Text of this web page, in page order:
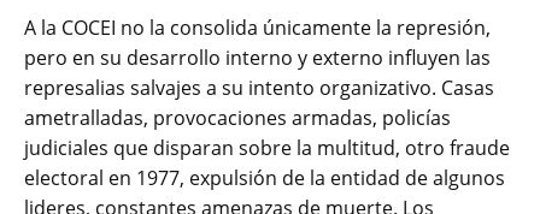
A la COCEI no la consolida únicamente la represión,
pero en su desarrollo interno y externo influyen las
represalias salvajes a su intento organizativo. Casas
ametralladas, provocaciones armadas, policías
judiciales que disparan sobre la multitud, otro fraude
electoral en 1977, expulsión de la entidad de algunos
lideres, constantes amenazas de muerte. Los